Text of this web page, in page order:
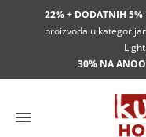
22% + DODATNIH
proizvoda u
30% NA